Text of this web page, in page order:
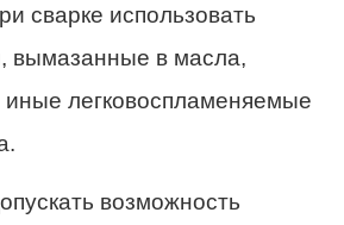
сварке использовать
вымазанные в масла,
иные легковоспламеняемые
возможность